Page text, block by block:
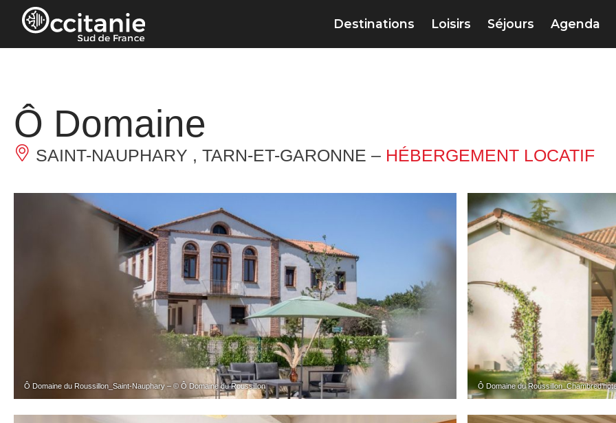
Panneau de gestion des cookies
Destinations Loisirs Séjours Agenda
Ô Domaine
SAINT-NAUPHARY , TARN-ET-GARONNE – HÉBERGEMENT LOCATIF
Ô Domaine du Roussillon_Saint-Nauphary – © Ô Domaine du Roussillon Ô Domaine du